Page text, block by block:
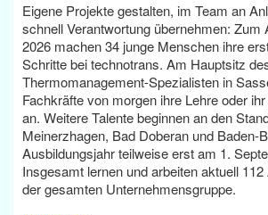
Eigene Projekte gestalten, im Team an
schnell Verantwortung übernehmen: Zum
2026 machen 34 junge Menschen ihre
Schritte bei technotrans. Am Hauptsitz
Thermomanagement-Spezialisten in
Fachkräfte von morgen ihre Lehre oder
an. Weitere Talente beginnen an den
Meinerzhagen, Bad Doberan und Baden-
Ausbildungsjahr teilweise erst am 1.
Insgesamt lernen und arbeiten aktuell
der gesamten Unternehmensgruppe.